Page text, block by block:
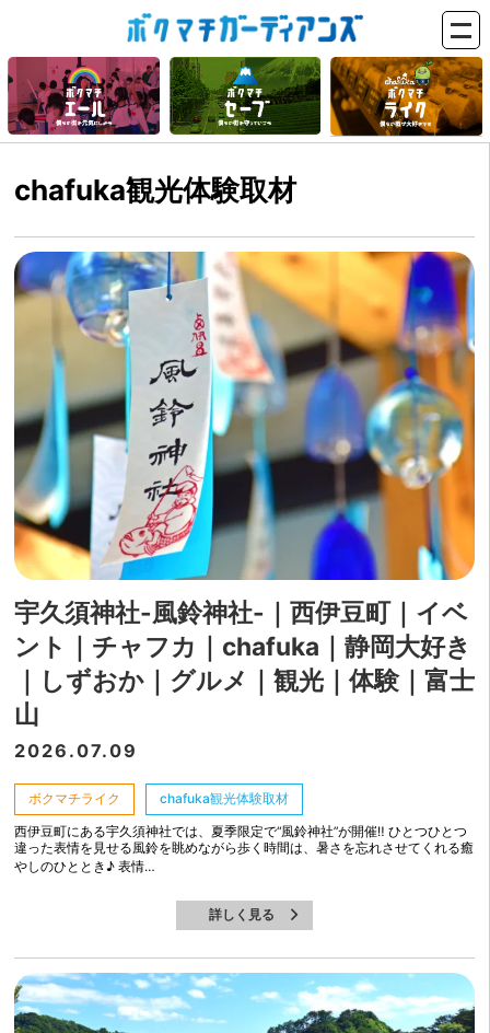
chafuka観光体験取材
宇久須神社-風鈴神社-｜西伊豆町｜イベ
ント｜チャフカ｜chafuka｜静岡大好き
｜しずおか｜グルメ｜観光｜体験｜富士
山
2026.07.09
ボクマチライク chafuka観光体験取材
西伊豆町にある宇久須神社では、夏季限定で“風鈴神社”が開催‼ ひとつひとつ
違った表情を見せる風鈴を眺めながら歩く時間は、暑さを忘れさせてくれる癒
やしのひととき♪ 表情…
詳しく見る